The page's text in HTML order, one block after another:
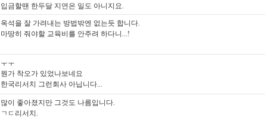
입금할땐 한두달 지연은 일도 아니지요.
옥석을 잘 가려내는 방법밖엔 없는듯 합니다.
마땅히 줘야할 교육비를 안주려 하다니...!
ㅜㅜ
뭔가 착오가 있었나보네요
한국리서치 그런회사 아닙니다...
많이 좋아졌지만 그것도 나름입니다.
ㄱㄷ리서치.